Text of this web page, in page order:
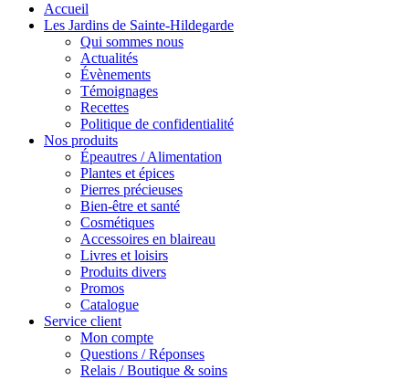
Accueil
Les Jardins de Sainte-Hildegarde
Qui sommes nous
Actualités
Évènements
Témoignages
Recettes
Politique de confidentialité
Nos produits
Épeautres / Alimentation
Plantes et épices
Pierres précieuses
Bien-être et santé
Cosmétiques
Accessoires en blaireau
Livres et loisirs
Produits divers
Promos
Catalogue
Service client
Mon compte
Questions / Réponses
Relais / Boutique & soins